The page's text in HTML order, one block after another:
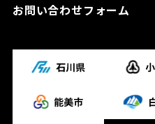
お問い合わせフォーム